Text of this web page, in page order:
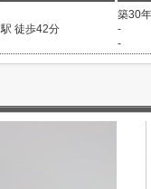
駅 徒歩42分
築30年
-
-